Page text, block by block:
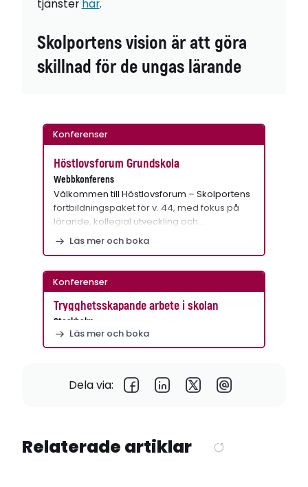
tjänster här.
Skolportens vision är att göra
skillnad för de ungas lärande
Konferenser
Höstlovsforum Grundskola
Webbkonferens
Välkommen till Höstlovsforum – Skolportens
fortbildningspaket för v. 44, med fokus på
lärande, kollegial utveckling och…
Läs mer och boka
Konferenser
Trygghetsskapande arbete i skolan
Stockholm
Läs mer och boka
Dela via:
Relaterade artiklar